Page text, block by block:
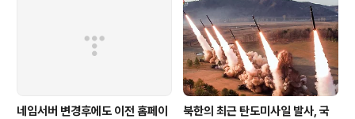
네임서버 변경후에도 이전 홈페이
북한의 최근 탄도미사일 발사, 국